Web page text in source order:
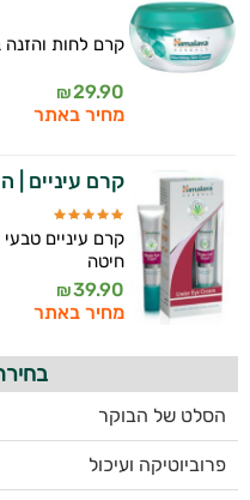
קרם לחות והזנה
29.90
₪
מחיר באתר
קרם עיניים |
קרם עיניים
חיטה
39.90
₪
מחיר באתר
הסלט של הבוקר
פרוביוטיקה ועיכול